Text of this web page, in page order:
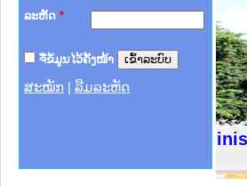
ລະຫັດ *
ຈື່ຂໍ້ມູນໄວ້ຄັ້ງໜ້າ
ສະໝັກ ລືມລະຫັດ
Ministry
າຊົນ ພາກເໜືອ
ການ
ກາງ
ໃຕ້
ຕຳຫຼວດປະຊາຊົນ
ສັນຕິບານປະຊາຊົນ
ກເໜືອ
າຊົນ ພາກກາງ